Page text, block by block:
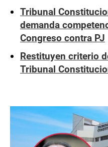
Tribunal
demanda
Congreso contra PJ
Restituyen criterio
Tribunal